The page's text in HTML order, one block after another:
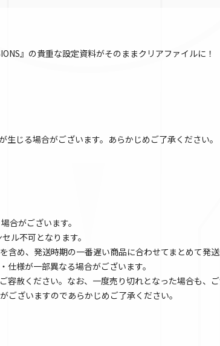
』の貴重な設定資料がそのままクリアファイルに！
じる場合がございます。あらかじめご了承ください。
合がございます。
ル不可となります。
含め、発送時期の一番遅い商品に合わせてまとめて発
様が一部異なる場合がございます。
容赦ください。なお、一度売り切れとなった場合も、
ざいますのであらかじめご了承ください。